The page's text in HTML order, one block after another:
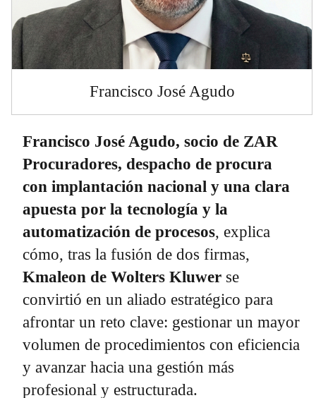
Francisco José Agudo
Francisco José Agudo, socio de ZAR
Procuradores, despacho de procura
con implantación nacional y una clara
apuesta por la tecnología y la
automatización de procesos, explica
cómo, tras la fusión de dos firmas,
Kmaleon de Wolters Kluwer se
convirtió en un aliado estratégico para
afrontar un reto clave: gestionar un mayor
volumen de procedimientos con eficiencia
y avanzar hacia una gestión más
profesional y estructurada.